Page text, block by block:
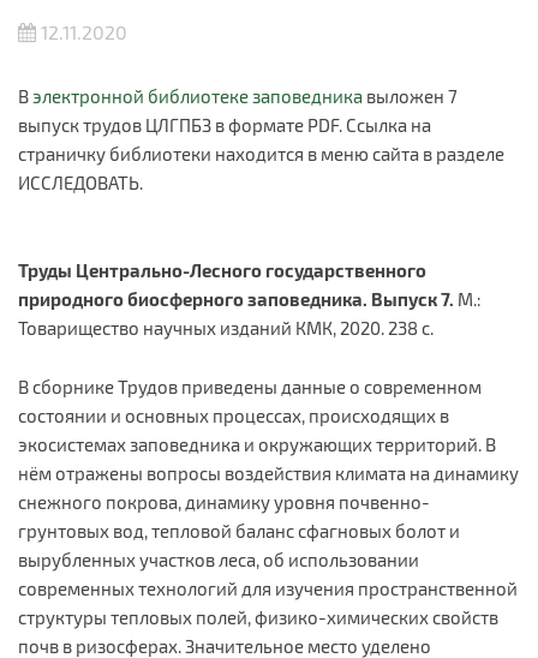
12.11.2020
Вэлектронной библиотеке заповедника выложен 7
выпуск трудов ЦЛГПБЗ в формате PDF. Ссылка на
страничку библиотеки находится в меню сайта в разделе
ИССЛЕДОВАТЬ.
Труды Центрально-Лесного государственного
природного биосферного заповедника. Выпуск 7. М.:
Товарищество научных изданий КМК, 2020. 238 с.
В сборнике Трудов приведены данные о современном
состоянии и основных процессах, происходящих в
экосистемах заповедника и окружающих территорий. В
нём отражены вопросы воздействия климата на динамику
снежного покрова, динамику уровня почвенно-
грунтовых вод, тепловой баланс сфагновых болот и
вырубленных участков леса, об использовании
современных технологий для изучения пространственной
структуры тепловых полей, физико-химических свойств
почв в ризосферах. Значительное место уделено